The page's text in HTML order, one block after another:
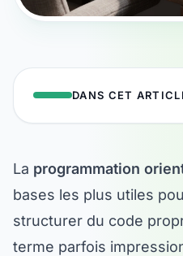
DANS CET
La programmation
bases les plus utiles
structurer du code
terme parfois